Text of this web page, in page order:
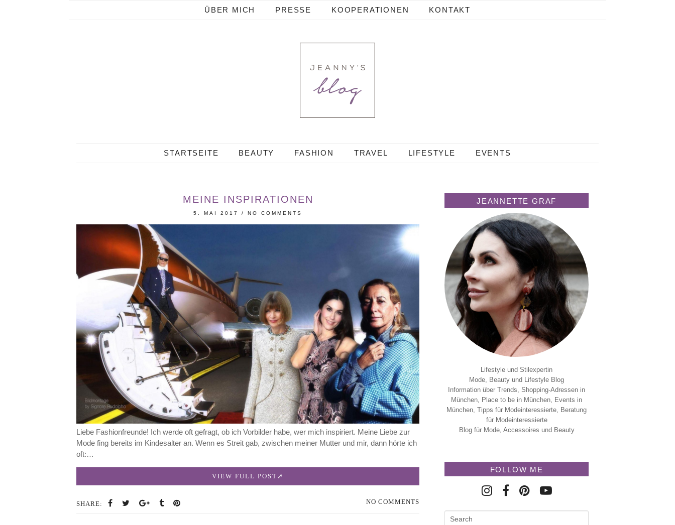
ÜBER MICH PRESSE KOOPERATIONEN KONTAKT
STARTSEITE BEAUTY FASHION TRAVEL LIFESTYLE EVENTS
MEINE INSPIRATIONEN
5. MAI 2017 /NO COMMENTS
Liebe Fashionfreunde! Ich werde oft gefragt, ob ich Vorbilder habe, wer mich inspiriert. Meine Liebe zur
Mode fing bereits im Kindesalter an. Wenn es Streit gab, zwischen meiner Mutter und mir, dann hörte ich
oft:…
VIEW FULL POST
SHARE: NO COMMENTS
JEANNETTE GRAF
Lifestyle und Stilexpertin
Mode, Beauty und Lifestyle Blog
Information über Trends, Shopping-Adressen in
München, Place to be in München, Events in
München, Tipps für Modeinteressierte, Beratung
für Modeinteressierte
Blog für Mode, Accessoires und Beauty
FOLLOW ME